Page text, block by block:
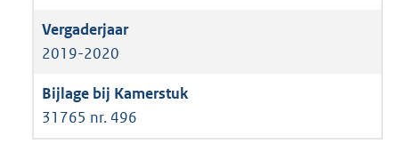
2019-2020
31765 nr. 496